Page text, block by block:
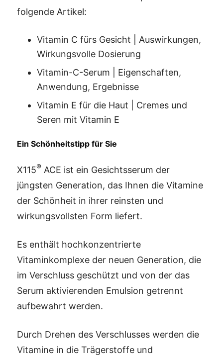
folgende Artikel:
Vitamin C fürs Gesicht | Auswirkungen,
Wirkungsvolle Dosierung
Vitamin-C-Serum | Eigenschaften,
Anwendung, Ergebnisse
Vitamin E für die Haut | Cremes und
Seren mit Vitamin E
Ein Schönheitstipp für Sie
X115® ACE ist ein Gesichtsserum der
jüngsten Generation, das Ihnen die Vitamine
der Schönheit in ihrer reinsten und
wirkungsvollsten Form liefert.
Es enthält hochkonzentrierte
Vitaminkomplexe der neuen Generation, die
im Verschluss geschützt und von der das
Serum aktivierenden Emulsion getrennt
aufbewahrt werden.
Durch Drehen des Verschlusses werden die
Vitamine in die Trägerstoffe und